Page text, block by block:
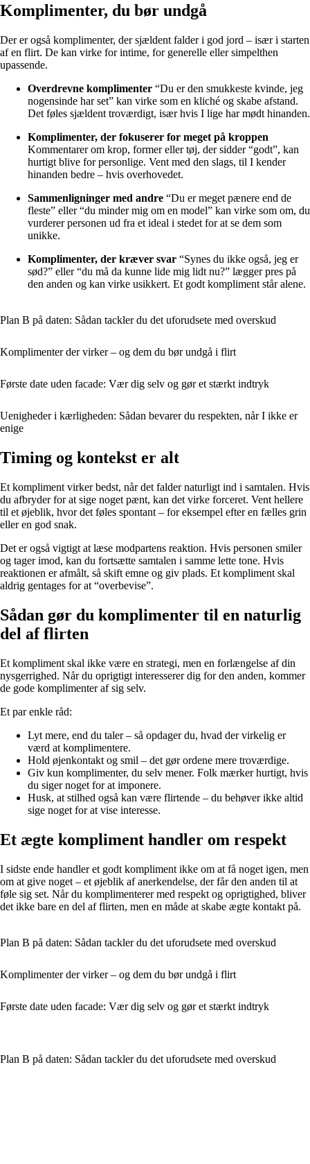
Komplimenter, du bør undgå
Der er også komplimenter, der sjældent falder i god jord – især i starten
af en flirt. De kan virke for intime, for generelle eller simpelthen
upassende.
Overdrevne komplimenter “Du er den smukkeste kvinde, jeg
nogensinde har set” kan virke som en kliché og skabe afstand.
Det føles sjældent troværdigt, især hvis I lige har mødt hinanden.
Komplimenter, der fokuserer for meget på kroppen
Kommentarer om krop, former eller tøj, der sidder “godt”, kan
hurtigt blive for personlige. Vent med den slags, til I kender
hinanden bedre – hvis overhovedet.
Sammenligninger med andre “Du er meget pænere end de
fleste” eller “du minder mig om en model” kan virke som om, du
vurderer personen ud fra et ideal i stedet for at se dem som
unikke.
Komplimenter, der kræver svar “Synes du ikke også, jeg er
sød?” eller “du må da kunne lide mig lidt nu?” lægger pres på
den anden og kan virke usikkert. Et godt kompliment står alene.
Plan B på daten: Sådan tackler du det uforudsete med overskud
Komplimenter der virker – og dem du bør undgå i flirt
Første date uden facade: Vær dig selv og gør et stærkt indtryk
Uenigheder i kærligheden: Sådan bevarer du respekten, når I ikke er
enige
Timing og kontekst er alt
Et kompliment virker bedst, når det falder naturligt ind i samtalen. Hvis
du afbryder for at sige noget pænt, kan det virke forceret. Vent hellere
til et øjeblik, hvor det føles spontant – for eksempel efter en fælles grin
eller en god snak.
Det er også vigtigt at læse modpartens reaktion. Hvis personen smiler
og tager imod, kan du fortsætte samtalen i samme lette tone. Hvis
reaktionen er afmålt, så skift emne og giv plads. Et kompliment skal
aldrig gentages for at “overbevise”.
Sådan gør du komplimenter til en naturlig
del af flirten
Et kompliment skal ikke være en strategi, men en forlængelse af din
nysgerrighed. Når du oprigtigt interesserer dig for den anden, kommer
de gode komplimenter af sig selv.
Et par enkle råd:
Lyt mere, end du taler – så opdager du, hvad der virkelig er
værd at komplimentere.
Hold øjenkontakt og smil – det gør ordene mere troværdige.
Giv kun komplimenter, du selv mener. Folk mærker hurtigt, hvis
du siger noget for at imponere.
Husk, at stilhed også kan være flirtende – du behøver ikke altid
sige noget for at vise interesse.
Et ægte kompliment handler om respekt
I sidste ende handler et godt kompliment ikke om at få noget igen, men
om at give noget – et øjeblik af anerkendelse, der får den anden til at
føle sig set. Når du komplimenterer med respekt og oprigtighed, bliver
det ikke bare en del af flirten, men en måde at skabe ægte kontakt på.
Plan B på daten: Sådan tackler du det uforudsete med overskud
Komplimenter der virker – og dem du bør undgå i flirt
Første date uden facade: Vær dig selv og gør et stærkt indtryk
Plan B på daten: Sådan tackler du det uforudsete med overskud